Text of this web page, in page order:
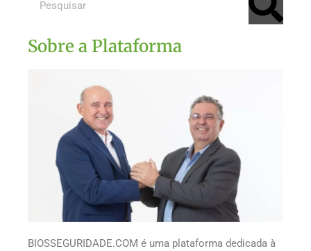
Sobre a Plataforma
BIOSSEGURIDADE.COM é uma plataforma dedicada à